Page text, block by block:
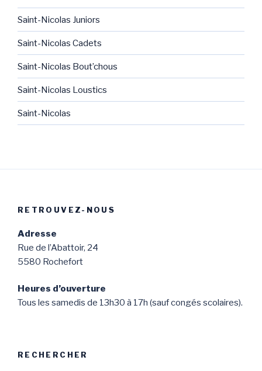
Saint-Nicolas Juniors
Saint-Nicolas Cadets
Saint-Nicolas Bout’chous
Saint-Nicolas Loustics
Saint-Nicolas
RETROUVEZ-NOUS
Adresse
Rue de l’Abattoir, 24
5580 Rochefort
Heures d’ouverture
Tous les samedis de 13h30 à 17h (sauf congés scolaires).
RECHERCHER